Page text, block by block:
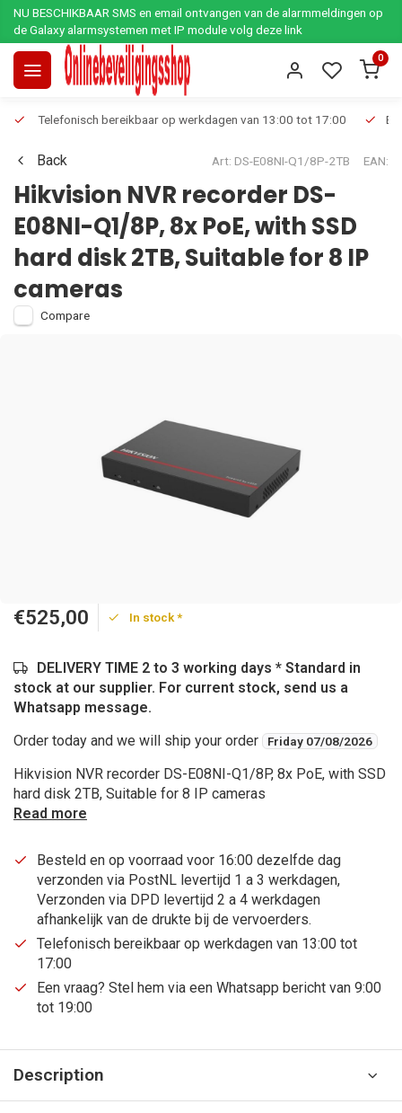
NU BESCHIKBAAR SMS en email ontvangen van de alarmmeldingen op
de Galaxy alarmsystemen met IP module volg deze link
0
Telefonisch bereikbaar op werkdagen van 13:00 tot 17:00
Back Art: DS-E08NI-Q1/8P-2TB EAN:
Hikvision NVR recorder DS-
E08NI-Q1/8P, 8x PoE, with SSD
hard disk 2TB, Suitable for 8 IP
cameras
Compare
€525,00 In stock *
DELIVERY TIME 2 to 3 working days * Standard in
stock at our supplier. For current stock, send us a
Whatsapp message.
Order today and we will ship your order Friday 07/08/2026
Hikvision NVR recorder DS-E08NI-Q1/8P, 8x PoE, with SSD
hard disk 2TB, Suitable for 8 IP cameras
Read more
Besteld en op voorraad voor 16:00 dezelfde dag
verzonden via PostNL levertijd 1 a 3 werkdagen,
Verzonden via DPD levertijd 2 a 4 werkdagen
afhankelijk van de drukte bij de vervoerders.
Telefonisch bereikbaar op werkdagen van 13:00 tot
17:00
Een vraag? Stel hem via een Whatsapp bericht van 9:00
tot 19:00
Description